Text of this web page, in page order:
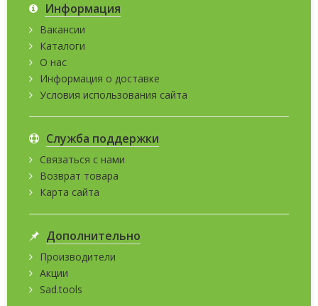
Информация
Вакансии
Каталоги
О нас
Информация о доставке
Условия использования сайта
Служба поддержки
Связаться с нами
Возврат товара
Карта сайта
Дополнительно
Производители
Акции
Sad.tools